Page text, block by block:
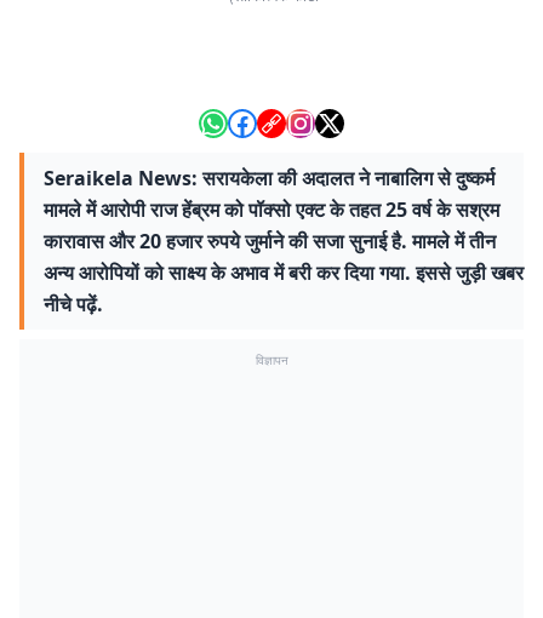
Seraikela News: सरायकेला की अदालत ने नाबालिग से दुष्कर्म
मामले में आरोपी राज हेंब्रम को पॉक्सो एक्ट के तहत 25 वर्ष के सश्रम
कारावास और 20 हजार रुपये जुर्माने की सजा सुनाई है. मामले में तीन
अन्य आरोपियों को साक्ष्य के अभाव में बरी कर दिया गया. इससे जुड़ी खबर
नीचे पढ़ें.
विज्ञापन